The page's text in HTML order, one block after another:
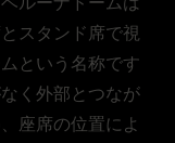
スタンド席で視
という名称です
く外部とつなが
座席の位置によ